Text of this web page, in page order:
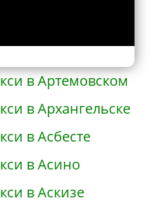
в Артеме
в Артёмовске
в Артемовском
в Архангельске
в Асбесте
в Асино
в Аскизе